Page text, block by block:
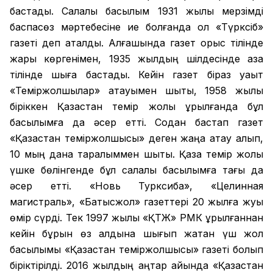
бастады. Салалық басылым 1931 жылы мерзімді
баспасөз мәртебесіне ие болғанда ол «Түрксіб»
газеті деп аталды. Алғашында газет орыс тілінде
жарық көргенімен, 1935 жылдың шілдесінде қазақ
тілінде шыға бастады. Кейін газет біраз уақыт
«Теміржолшылар» атауымен шықты, 1958 жылы
біріккен Қазақстан темір жолы құрылғанда бұл
басылымға да әсер етті. Содан бастап газет
«Қазақстан теміржолшысы» деген жаңа атау алып,
10 мың дана таралыммен шықты. Қазақ темір жолы
үшке бөлінгенде бұл салалық басылымға тағы да
әсер етті. «Новь Турксиба», «Целинная
магистраль», «Батысжол» газеттері 20 жылға жуық
өмір сүрді. Тек 1997 жылы «ҚТЖ» РМК құрылғаннан
кейін бұрын өз алдына шығып жатқан үш жол
басылымы «Қазақстан теміржолшысы» газеті болып
біріктірілді. 2016 жылдың қаңтар айында «Қазақстан